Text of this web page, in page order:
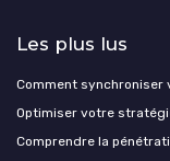
Les plus lus
Comment synchroniser
Optimiser votre
Comprendre la